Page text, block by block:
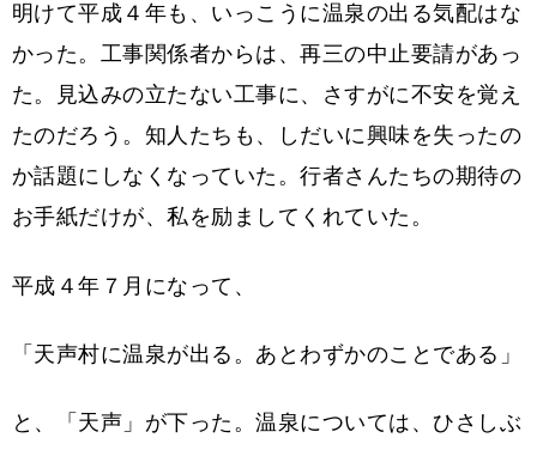
明けて平成４年も、いっこうに温泉の出る気配はな
かった。工事関係者からは、再三の中止要請があっ
た。見込みの立たない工事に、さすがに不安を覚え
たのだろう。知人たちも、しだいに興味を失ったの
か話題にしなくなっていた。行者さんたちの期待の
お手紙だけが、私を励ましてくれていた。
平成４年７月になって、
「天声村に温泉が出る。あとわずかのことである」
と、「天声」が下った。温泉については、ひさしぶ